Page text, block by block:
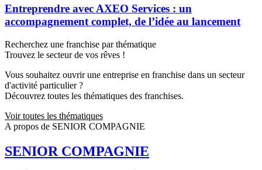
Entreprendre avec AXEO Services : un
accompagnement complet, de l’idée au lancement
Recherchez une franchise par thématique
Trouvez le secteur de vos rêves !
Vous souhaitez ouvrir une entreprise en franchise dans un secteur
d'activité particulier ?
Découvrez toutes les thématiques des franchises.
Voir toutes les thématiques
A propos de SENIOR COMPAGNIE
SENIOR COMPAGNIE